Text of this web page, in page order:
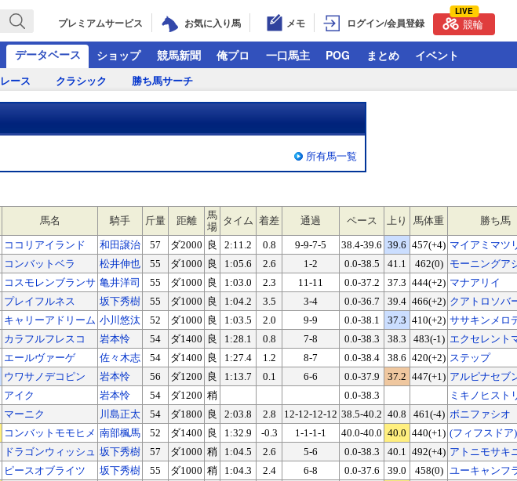
プレミアムサービス お気に入り馬 メモ ログイン/会員登録
LIVE
競輪
データベース ショップ 競馬新聞 俺プロ 一口馬主 POG まとめ イベント
レース クラシック 勝ち馬サーチ
所有馬一覧
馬名 騎手 斤量 距離
馬
場
タイム 着差 通過 ペース 上り 馬体重 勝ち馬
ココリアイランド 和田譲治 57 ダ2000 良 2:11.2 0.8 9-9-7-5 38.4-39.6 39.6 457(+4) マイアミマツ
コンバットベラ 松井伸也 55 ダ1000 良 1:05.6 2.6 1-2 0.0-38.5 41.1 462(0)
モーニングア
コスモレンブランサ 亀井洋司 55 ダ1000 良 1:03.0 2.3 11-11 0.0-37.2 37.3 444(+2) マナアリイ
プレイフルネス 坂下秀樹 55 ダ1000 良 1:04.2 3.5 3-4 0.0-36.7 39.4 466(+2) クアトロソバ
キャリーアドリーム 小川悠汰 52 ダ1000 良 1:03.5 2.0 9-9 0.0-38.1 37.3 410(+2) ササキンメロ
カラフルフレスコ 岩本怜 54 ダ1400 良 1:28.1 0.8 7-8 0.0-38.3 38.3 483(-1) エクセレント
エールヴァーゲ 佐々木志 54 ダ1400 良 1:27.4 1.2 8-7 0.0-38.4 38.6 420(+2) ステップ
ウワサノデコピン 岩本怜 56 ダ1200 良 1:13.7 0.1 6-6 0.0-37.9 37.2 447(+1) アルピナセブ
アイク 岩本怜 54 ダ1200 稍 0.0-38.3
ミキノヒスト
マーニク 川島正太 54 ダ1800 良 2:03.8 2.8 12-12-12-12 38.5-40.2 40.8 461(-4) ボニファシオ
コンバットモモヒメ 南部楓馬 52 ダ1400 良 1:32.9 -0.3 1-1-1-1 40.0-40.0 40.0 440(+1) (フィフスドア)
ドラゴンウィッシュ 坂下秀樹 57 ダ1000 稍 1:04.5 2.6 5-6 0.0-38.3 40.1 492(+4) アトニモサキ
ピースオブライツ 坂下秀樹 55 ダ1000 稍 1:04.3 2.4 6-8 0.0-37.6 39.0 458(0) ユーキャンフ